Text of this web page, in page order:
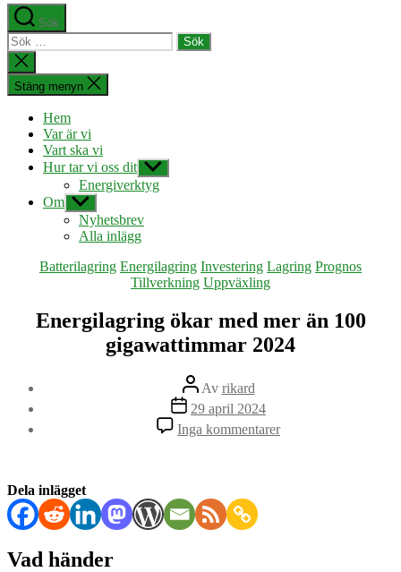
Sök
Sök
efter:
Stäng
sökningen
Stäng menyn
Hem
Var är vi
Vart ska vi
Hur tar vi oss dit Visa
undermeny
Energiverktyg
Om Visa
undermeny
Nyhetsbrev
Alla inlägg
Kategorier
Batterilagring Energilagring Investering Lagring Prognos
Tillverkning Uppväxling
Energilagring ökar med mer än 100
gigawattimmar 2024
Inläggsförfattare
Av rikard
Inläggsdatum
29 april 2024
Inga kommentarertill
Energilagring
Dela inlägget
Vad händer